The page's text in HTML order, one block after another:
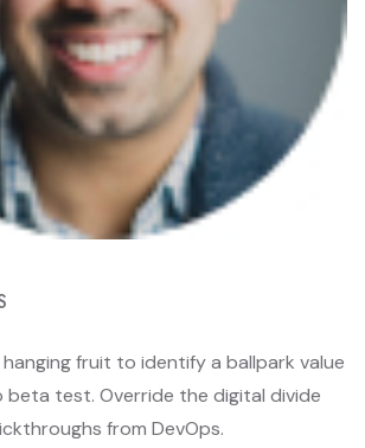
fruit to identify a ballpark value
test. Override the digital divide
from DevOps.